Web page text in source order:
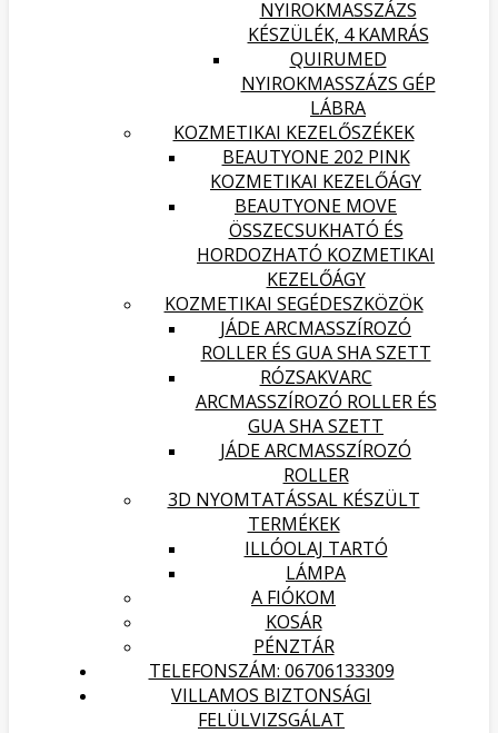
NYIROKMASSZÁZS
KÉSZÜLÉK, 4 KAMRÁS
QUIRUMED
NYIROKMASSZÁZS GÉP
LÁBRA
KOZMETIKAI KEZELŐSZÉKEK
BEAUTYONE 202 PINK
KOZMETIKAI KEZELŐÁGY
BEAUTYONE MOVE
ÖSSZECSUKHATÓ ÉS
HORDOZHATÓ KOZMETIKAI
KEZELŐÁGY
KOZMETIKAI SEGÉDESZKÖZÖK
JÁDE ARCMASSZÍROZÓ
ROLLER ÉS GUA SHA SZETT
RÓZSAKVARC
ARCMASSZÍROZÓ ROLLER ÉS
GUA SHA SZETT
JÁDE ARCMASSZÍROZÓ
ROLLER
3D NYOMTATÁSSAL KÉSZÜLT
TERMÉKEK
ILLÓOLAJ TARTÓ
LÁMPA
A FIÓKOM
KOSÁR
PÉNZTÁR
TELEFONSZÁM: 06706133309
VILLAMOS BIZTONSÁGI
FELÜLVIZSGÁLAT